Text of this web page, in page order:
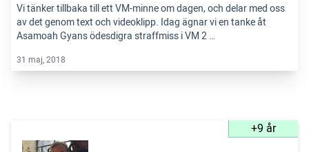
Vi tänker tillbaka till ett VM-minne om dagen, och delar med oss
av det genom text och videoklipp. Idag ägnar vi en tanke åt
Asamoah Gyans ödesdigra straffmiss i VM 2 …
31 maj, 2018
+9 år